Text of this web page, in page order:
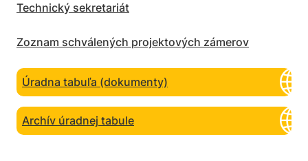
Technický sekretariát
Zoznam schválených projektových zámerov
Úradna tabuľa (dokumenty)
Archív úradnej tabule